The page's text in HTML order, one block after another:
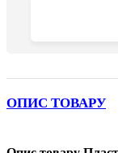
ОПИС ТОВАРУ